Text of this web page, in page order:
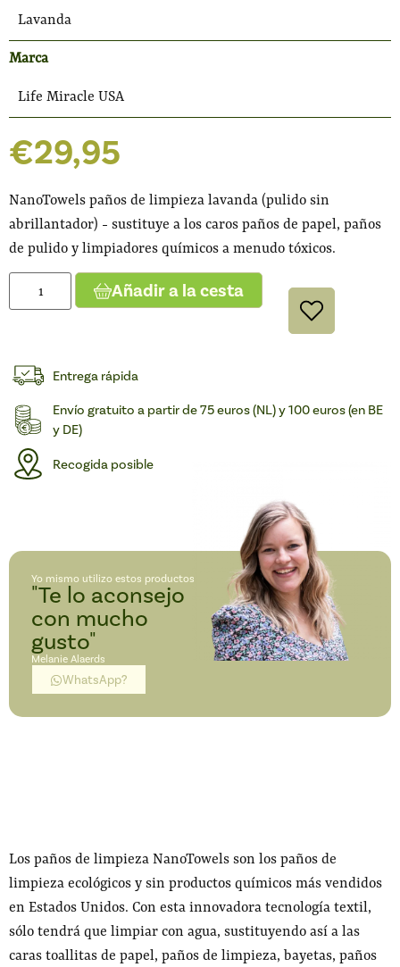
Lavanda
Marca
Life Miracle USA
€29,95
NanoTowels paños de limpieza lavanda (pulido sin
abrillantador) - sustituye a los caros paños de papel, paños
de pulido y limpiadores químicos a menudo tóxicos.
Añadir a la cesta
Entrega rápida
Envío gratuito a partir de 75 euros (NL) y 100 euros (en BE
y DE)
Recogida posible
Yo mismo utilizo estos productos
"Te lo aconsejo
con mucho
gusto"
Melanie Alaerds
WhatsApp?
Los paños de limpieza NanoTowels son los paños de
limpieza ecológicos y sin productos químicos más vendidos
en Estados Unidos. Con esta innovadora tecnología textil,
sólo tendrá que limpiar con agua, sustituyendo así a las
caras toallitas de papel, paños de limpieza, bayetas, paños